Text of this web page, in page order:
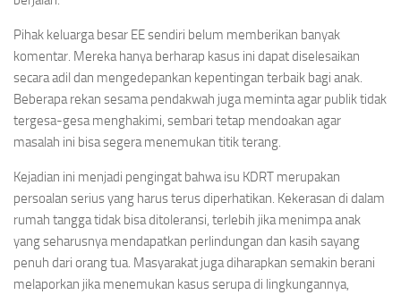
Pihak keluarga besar EE sendiri belum memberikan banyak
komentar. Mereka hanya berharap kasus ini dapat diselesaikan
secara adil dan mengedepankan kepentingan terbaik bagi anak.
Beberapa rekan sesama pendakwah juga meminta agar publik tidak
tergesa-gesa menghakimi, sembari tetap mendoakan agar
masalah ini bisa segera menemukan titik terang.
Kejadian ini menjadi pengingat bahwa isu KDRT merupakan
persoalan serius yang harus terus diperhatikan. Kekerasan di dalam
rumah tangga tidak bisa ditoleransi, terlebih jika menimpa anak
yang seharusnya mendapatkan perlindungan dan kasih sayang
penuh dari orang tua. Masyarakat juga diharapkan semakin berani
melaporkan jika menemukan kasus serupa di lingkungannya,